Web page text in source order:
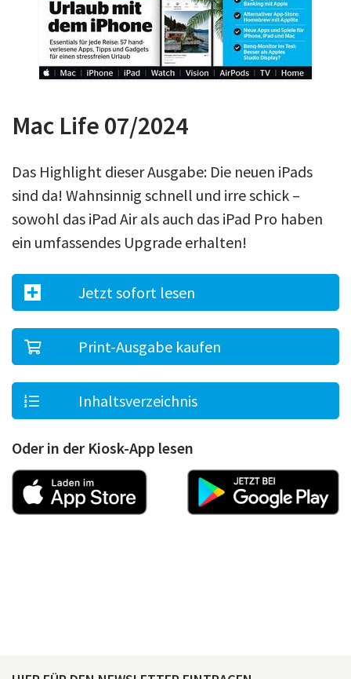
Podcast
Mac Life+
Anmelden
Mac Life 07/2024
Das Highlight dieser Ausgabe: Die neuen iPads
sind da! Wahnsinnig schnell und irre schick –
sowohl das iPad Air als auch das iPad Pro haben
ein umfassendes Upgrade erhalten!
Jetzt sofort lesen
Print-Ausgabe kaufen
Inhaltsverzeichnis
Oder in der Kiosk-App lesen